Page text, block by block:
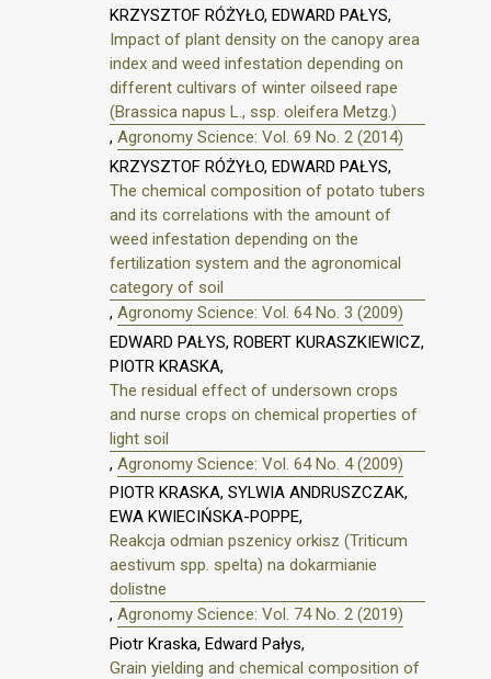
KRZYSZTOF RÓŻYŁO, EDWARD PAŁYS,
Impact of plant density on the canopy area
index and weed infestation depending on
different cultivars of winter oilseed rape
(Brassica napus L., ssp. oleifera Metzg.)
, Agronomy Science: Vol. 69 No. 2 (2014)
KRZYSZTOF RÓŻYŁO, EDWARD PAŁYS,
The chemical composition of potato tubers
and its correlations with the amount of
weed infestation depending on the
fertilization system and the agronomical
category of soil
, Agronomy Science: Vol. 64 No. 3 (2009)
EDWARD PAŁYS, ROBERT KURASZKIEWICZ,
PIOTR KRASKA,
The residual effect of undersown crops
and nurse crops on chemical properties of
light soil
, Agronomy Science: Vol. 64 No. 4 (2009)
PIOTR KRASKA, SYLWIA ANDRUSZCZAK,
EWA KWIECIŃSKA-POPPE,
Reakcja odmian pszenicy orkisz (Triticum
aestivum spp. spelta) na dokarmianie
dolistne
, Agronomy Science: Vol. 74 No. 2 (2019)
Piotr Kraska, Edward Pałys,
Grain yielding and chemical composition of